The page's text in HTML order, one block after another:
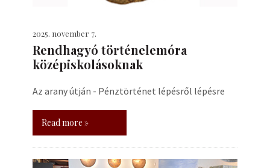
2025. november 7.
Rendhagyó történelemóra
középiskolásoknak
Az arany útján - Pénztörténet lépésről lépésre
Read more »